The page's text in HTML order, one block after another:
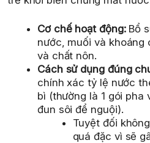
Cơ chế hoạt động:Bổ
nước, muối và khoáng
và chất nôn.
Cách sử dụng đúng
chính xác tỷ lệ nước
bì (thường là 1 gói pha
đun sôi để nguội).
Tuyệt đối
quá đặc vì sẽ